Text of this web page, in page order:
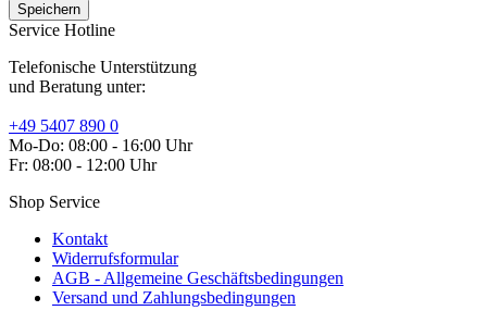
Service Hotline
Telefonische Unterstützung
und Beratung unter:
+49 5407 890 0
Mo-Do: 08:00 - 16:00 Uhr
Fr: 08:00 - 12:00 Uhr
Shop Service
Kontakt
Widerrufsformular
AGB - Allgemeine Geschäftsbedingungen
Versand und Zahlungsbedingungen